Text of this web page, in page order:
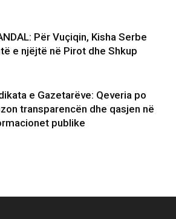
Për Vuçiqin, Kisha Serbe
e njëjtë në Pirot dhe Shkup
e Gazetarëve: Qeveria po
transparencën dhe qasjen në
publike